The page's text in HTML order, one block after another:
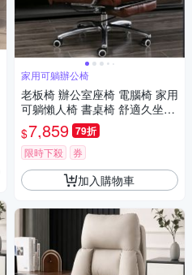
家用可躺辦公椅
老板椅 辦公室座椅 電腦椅 家用
可躺懶人椅 書桌椅 舒適久坐椅
轉椅 商務椅
$7,859 79折
限時下殺 券
加入購物車